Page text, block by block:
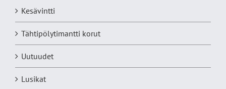
Kesävintti
Tähtipölytimantti korut
Uutuudet
Lusikat